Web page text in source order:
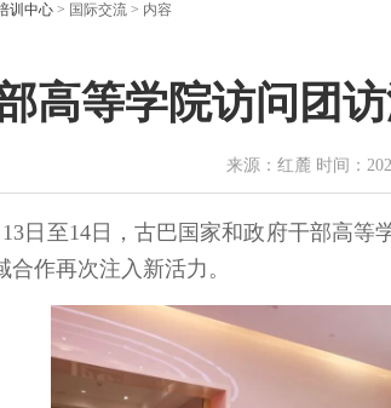
训中心 > 国际交流 > 内容
高等学院访问团
来源：红麓 时间：
日至14日，古巴国家和政府干部高
作再次注入新活力。